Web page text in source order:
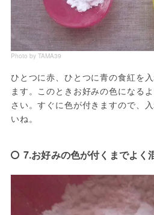
Photo by TAMA39
ひとつに赤、ひとつに青の食紅を
ます。このときお好みの色になる
さい。すぐに色が付きますので、
いね。
7.お好みの色が付くまでよく